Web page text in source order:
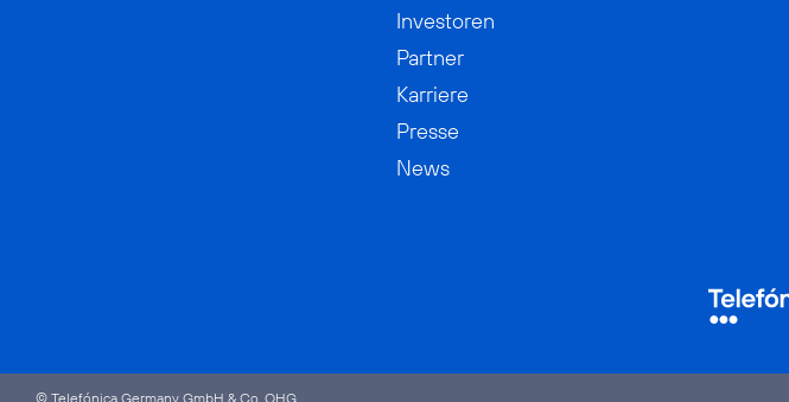
Investoren
Partner
Karriere
Presse
News
© Telefónica Germany GmbH & Co. OHG